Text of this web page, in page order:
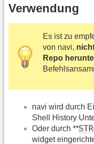
Verwendung
Es ist zu
von navi,
Repo
navi wird durch
Shell History
Oder durch **
widget